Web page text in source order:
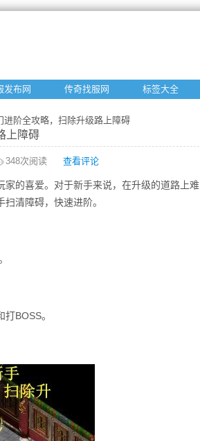
发布网 传奇找服网
标签大全
阶全攻略，扫除升级路上障碍
上障碍
348次阅读 查看评论
家的喜爱。对于新手来说，在升级的道路上难
清障碍，快速进阶。
BOSS。